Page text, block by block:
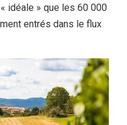
idéale » que les 60 000
entrés dans le flux